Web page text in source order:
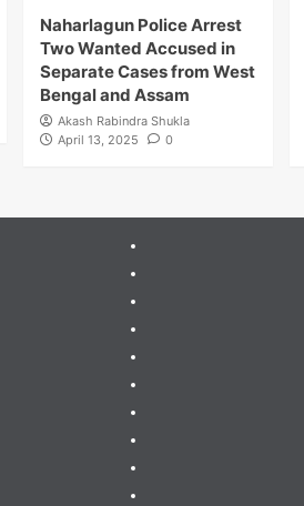
Naharlagun Police Arrest
Two Wanted Accused in
Separate Cases from West
Bengal and Assam
Akash Rabindra Shukla
April 13, 2025
0